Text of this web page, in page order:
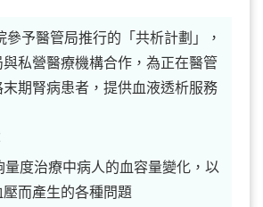
參予醫管局推行的「共析計劃」，
私營醫療機構合作，為正在醫管
期腎病患者，提供血液透析服務
量度治療中病人的血容量變化，以
而產生的各種問題